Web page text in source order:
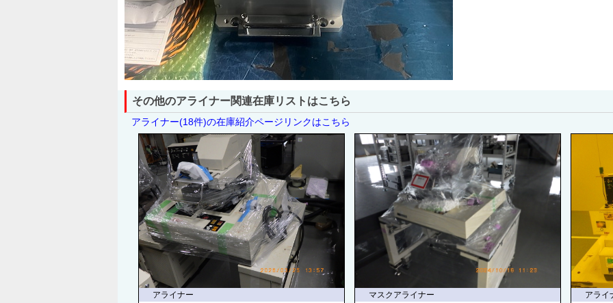
その他のアライナー関連在庫リストはこちら
アライナー(18件)の在庫紹介ページリンクはこちら
アライナー マスクアライナー アライ